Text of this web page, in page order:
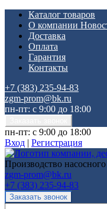
Каталог товаров
О компании
Доставка
Оплата
Гарантия
Контакты
+7 (383) 235-94-83
zgm-prom@bk.ru
пн-пт: с 9:00 до 18:00
пн-пт: с 9:00 до 18:00
Вход | Регистрация
Производство
zgm-prom@bk.ru
+7 (383) 235-94-83